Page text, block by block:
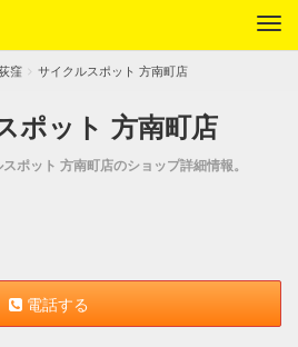
窪 サイクルスポット 方南町店
ポット 方南町店
ポット 方南町店のショップ詳細情報。
電話する